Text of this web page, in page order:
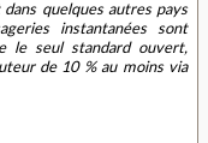
quelques autres pays
instantanées sont
le seul standard ouvert,
de 10 % au moins via